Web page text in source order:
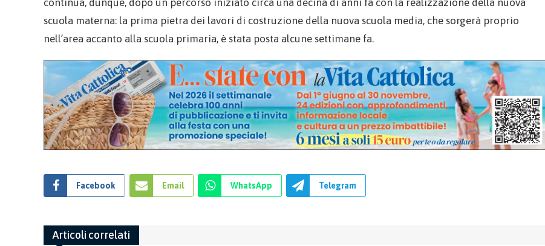
scuola materna: la prima pietra dei lavori di costruzione della nuova scuola media, che sorgerà proprio
nell’area accanto alla scuola primaria, è stata posta alcune settimane fa.
Facebook Email WhatsApp Telegram
Articoli correlati